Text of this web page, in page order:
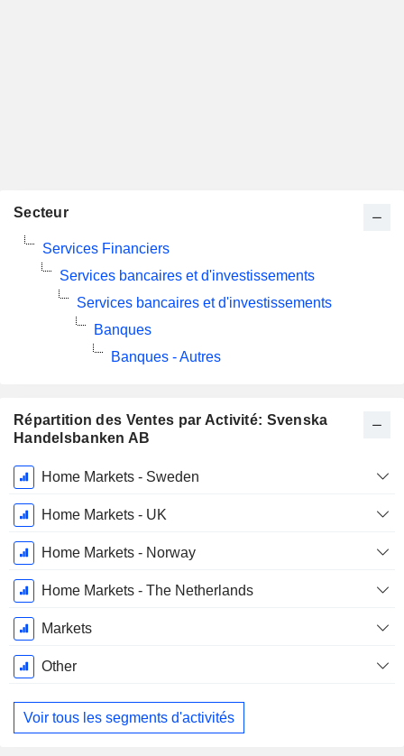
Répartition des Ventes par Activité: Svenska
Handelsbanken AB
Période
Fiscale:
Décembre
Home Markets - Sweden
Home Markets - UK
Home Markets - Norway
Home Markets - The Netherlands
Markets
Other
Voir tous les segments d'activités
Secteur
Services Financiers
Services bancaires et d'investissements
Services bancaires et d'investissements
Banques
Banques - Autres